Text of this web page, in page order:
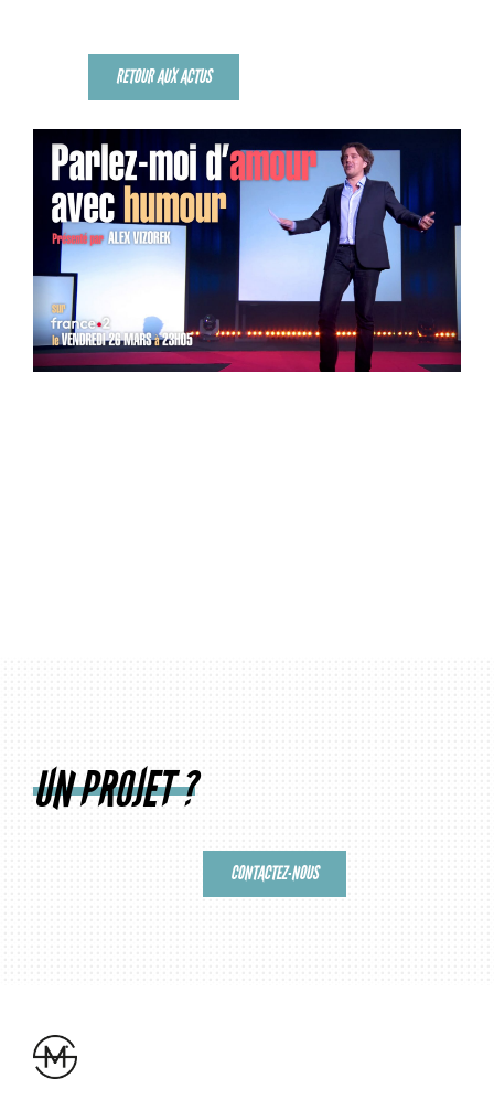
RETOUR AUX ACTUS
UN PROJET ?
CONTACTEZ-NOUS